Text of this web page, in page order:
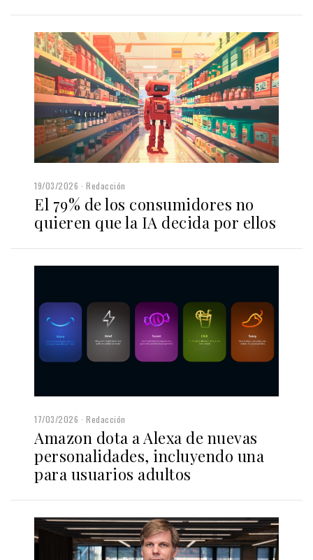
19/03/2026 Redacción
El 79% de los consumidores no
quieren que la IA decida por ellos
17/03/2026 Redacción
Amazon dota a Alexa de nuevas
personalidades, incluyendo una
para usuarios adultos